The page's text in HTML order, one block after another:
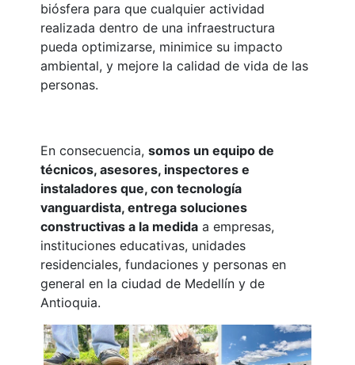
biósfera para que cualquier actividad
realizada dentro de una infraestructura
pueda optimizarse, minimice su impacto
ambiental, y mejore la calidad de vida de las
personas.
En consecuencia, somos un equipo de
técnicos, asesores, inspectores e
instaladores que, con tecnología
vanguardista, entrega soluciones
constructivas a la medidaa empresas,
instituciones educativas, unidades
residenciales, fundaciones y personas en
general en la ciudad de Medellín y de
Antioquia.